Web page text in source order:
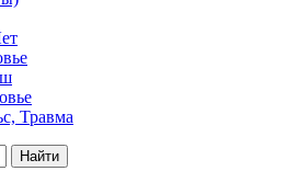
Травма
Найти